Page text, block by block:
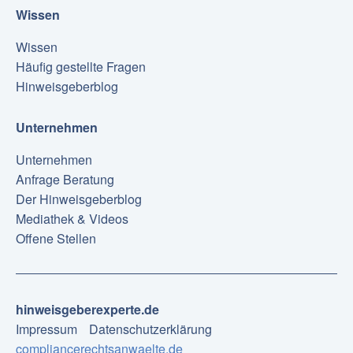
Wissen
Wissen
Häufig gestellte Fragen
Hinweisgeberblog
Unternehmen
Unternehmen
Anfrage Beratung
Der Hinweisgeberblog
Mediathek & Videos
Offene Stellen
hinweisgeberexperte.de
Impressum
Datenschutzerklärung
compliancerechtsanwaelte.de